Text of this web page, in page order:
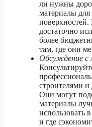
ли нужны
материалы для
достаточно
более
там, где они
Обсуждение с
строителями и
Они могут
материалы
использовать
и где